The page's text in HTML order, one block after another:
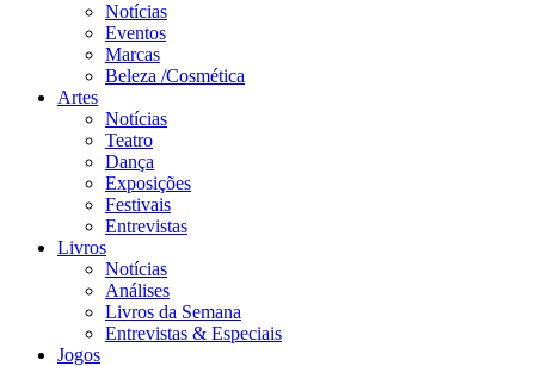
Notícias
Eventos
Marcas
Beleza /Cosmética
Artes
Notícias
Teatro
Dança
Exposições
Festivais
Entrevistas
Livros
Notícias
Análises
Livros da Semana
Entrevistas & Especiais
Jogos